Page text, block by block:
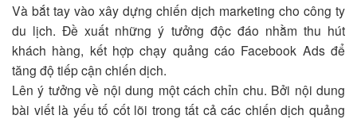
Và bắt tay vào xây dựng chiến dịch marketing cho công ty
du lịch. Đề xuất những ý tưởng độc đáo nhằm thu hút
khách hàng, kết hợp chạy quảng cáo Facebook Ads để
tăng độ tiếp cận chiến dịch.
Lên ý tưởng về nội dung một cách chỉn chu. Bởi nội dung
bài viết là yếu tố cốt lõi trong tất cả các chiến dịch quảng